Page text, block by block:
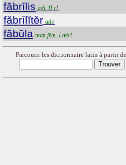
făbrīlis adj. II cl.
făbrīlĭtĕr adv.
fābŭla nom fém. I décl.
Parcourir les dictionnaire latin à partir